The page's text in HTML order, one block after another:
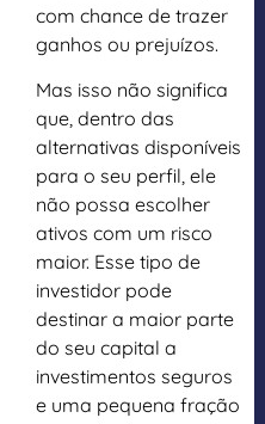
com chance de trazer
ganhos ou prejuízos.
Mas isso não significa
que, dentro das
alternativas disponíveis
para o seu perfil, ele
não possa escolher
ativos com um risco
maior. Esse tipo de
investidor pode
destinar a maior parte
do seu capital a
investimentos seguros
e uma pequena fração